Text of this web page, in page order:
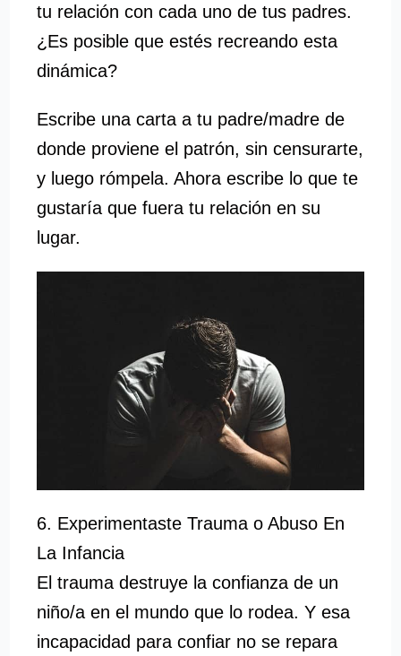
tu relación con cada uno de tus padres.
¿Es posible que estés recreando esta
dinámica?
Escribe una carta a tu padre/madre de
donde proviene el patrón, sin censurarte,
y luego rómpela. Ahora escribe lo que te
gustaría que fuera tu relación en su
lugar.
6. Experimentaste Trauma o Abuso En
La Infancia
El trauma destruye la confianza de un
niño/a en el mundo que lo rodea. Y esa
incapacidad para confiar no se repara